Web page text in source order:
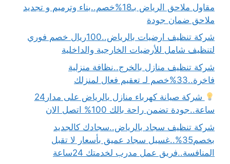
مقاول ملاحق الرياض بـ18%خصم..بناء وترميم و تجديد
ملاحق ضمان جودة
شركة تنظيف ارضيات بالرياض..100ريال خصم فوري
لتنظيف شامل للأرضيات الخارجية والداخلية
شركة تنظيف منازل بالخرج..نظافة منزلية
فاخرة..33%خصم لـ تعقيم فعال لمنزلك
شركة صيانة كهرباء منازل بالرياض على مدار24
ساعة..جودة تضمن راحة بالك 100% اتصل الان
شركة تنظيف سجاد بالرياض..سجادك كالجديد
بخصم35%..غسيل سجاد عميق بأسعار لا تقبل
المنافسة..فريق عمل مدرب لخدمتك 24ساعة